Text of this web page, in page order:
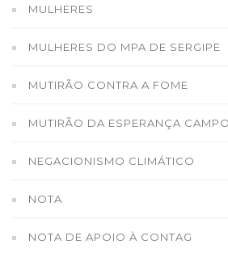
MULHERES
MULHERES DO MPA DE SERGIPE
MUTIRÃO CONTRA A FOME
MUTIRÃO DA ESPERANÇA
NEGACIONISMO CLIMÁTICO
NOTA
NOTA DE APOIO À CONTAG